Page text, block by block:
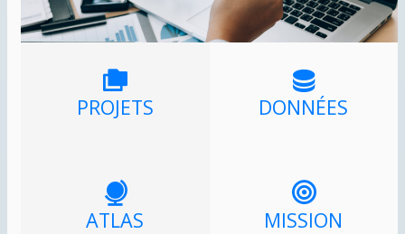
PROJETS DONNÉES
ATLAS MISSION